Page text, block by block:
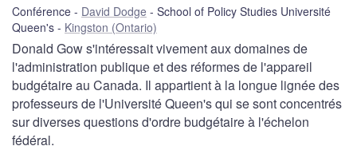
Conférence David Dodge
School of Policy Studies Université
Queen's
Kingston (Ontario)
Donald Gow s'intéressait vivement aux domaines de
l'administration publique et des réformes de l'appareil
budgétaire au Canada. Il appartient à la longue lignée des
professeurs de l'Université Queen's qui se sont concentrés
sur diverses questions d'ordre budgétaire à l'échelon
fédéral.